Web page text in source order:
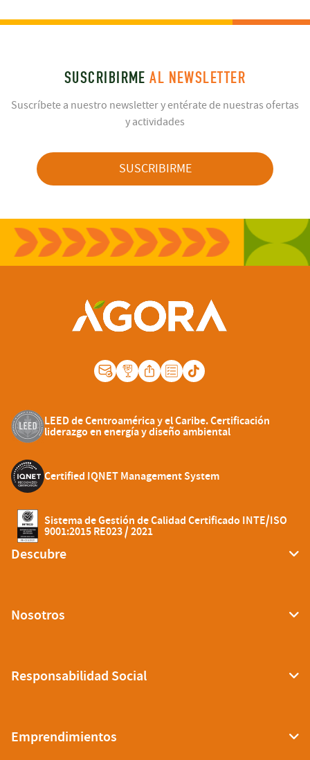
SUSCRIBIRMEAL NEWSLETTER
Suscríbete a nuestro newsletter y entérate de nuestras ofertas
y actividades
SUSCRIBIRME
LEED de Centroamérica y el Caribe. Certificación
liderazgo en energía y diseño ambiental
Certified IQNET Management System
Sistema de Gestión de Calidad Certificado INTE/ISO
9001:2015 RE023 / 2021
Descubre
Nosotros
Responsabilidad Social
Emprendimientos